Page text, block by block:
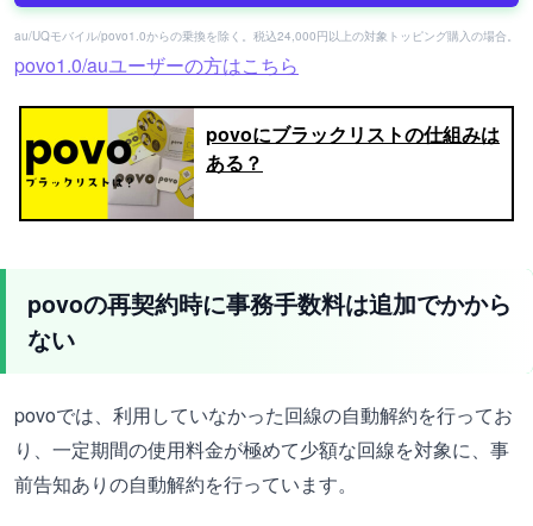
au/UQモバイル/povo1.0からの乗換を除く。税込24,000円以上の対象トッピング購入の場合。
povo1.0/auユーザーの方はこちら
povoにブラックリストの仕組みは
ある？
povoの再契約時に事務手数料は追加でかから
ない
povoでは、利用していなかった回線の自動解約を行ってお
り、一定期間の使用料金が極めて少額な回線を対象に、事
前告知ありの自動解約を行っています。